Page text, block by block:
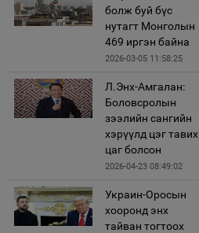
болж буй бүс
нутагт Монголын
469 иргэн байна
2026-03-05 11:58:25
Л.Энх-Амгалан:
Боловсролын
зээлийн сангийн
хэрүүлд цэг тавих
цаг болсон
2026-04-23 08:49:02
Украин-Оросын
хооронд энх
тайван тогтоох